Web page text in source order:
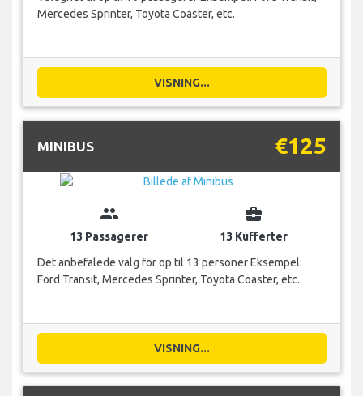
Mercedes Sprinter, Toyota Coaster, etc.
VISNING...
MINIBUS €125
group
13 Passagerer
business_center
13 Kufferter
Det anbefalede valg for op til 13 personer Eksempel:
Ford Transit, Mercedes Sprinter, Toyota Coaster, etc.
VISNING...